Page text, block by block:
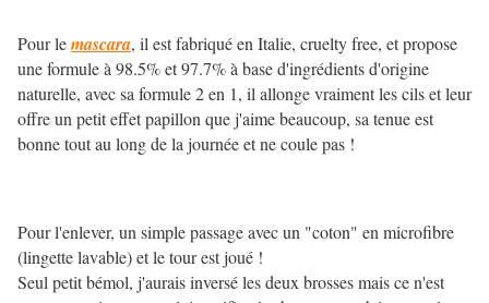
Pour lemascara, il est fabriqué en Italie, cruelty free, et propose
une formule à 98.5% et 97.7% à base d'ingrédients d'origine
naturelle, avec sa formule 2 en 1, il allonge vraiment les cils et leur
offre un petit effet papillon que j'aime beaucoup, sa tenue est
bonne tout au long de la journée et ne coule pas !
Pour l'enlever, un simple passage avec un "coton" en microfibre
(lingette lavable) et le tour est joué !
Seul petit bémol, j'aurais inversé les deux brosses mais ce n'est